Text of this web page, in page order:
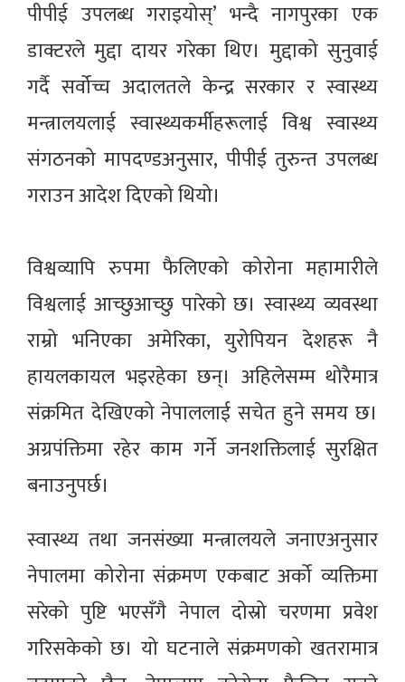
पीपीई उपलब्ध गराइयोस्’ भन्दै नागपुरका एक
डाक्टरले मुद्दा दायर गरेका थिए। मुद्दाको सुनुवाई
गर्दै सर्वोच्च अदालतले केन्द्र सरकार र स्वास्थ्य
मन्त्रालयलाई स्वास्थ्यकर्मीहरूलाई विश्व स्वास्थ्य
संगठनको मापदण्डअनुसार, पीपीई तुरुन्त उपलब्ध
गराउन आदेश दिएको थियो।
विश्वव्यापि रुपमा फैलिएको कोरोना महामारीले
विश्वलाई आच्छुआच्छु पारेको छ। स्वास्थ्य व्यवस्था
राम्रो भनिएका अमेरिका, युरोपियन देशहरू नै
हायलकायल भइरहेका छन्। अहिलेसम्म थोरैमात्र
संक्रमित देखिएको नेपाललाई सचेत हुने समय छ।
अग्रपंक्तिमा रहेर काम गर्ने जनशक्तिलाई सुरक्षित
बनाउनुपर्छ।
स्वास्थ्य तथा जनसंख्या मन्त्रालयले जनाएअनुसार
नेपालमा कोरोना संक्रमण एकबाट अर्को व्यक्तिमा
सरेको पुष्टि भएसँगै नेपाल दोस्रो चरणमा प्रवेश
गरिसकेको छ। यो घटनाले संक्रमणको खतरामात्र